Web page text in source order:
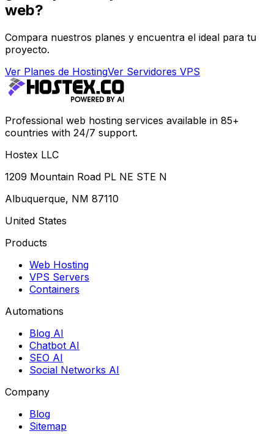
web?
Compara nuestros planes y encuentra el ideal para tu
proyecto.
Ver Planes de HostingVer Servidores VPS
Professional web hosting services available in 85+
countries with 24/7 support.
Hostex LLC
1209 Mountain Road PL NE STE N
Albuquerque, NM 87110
United States
Products
Web Hosting
VPS Servers
Containers
Automations
Blog AI
Chatbot AI
SEO AI
Social Networks AI
Company
Blog
Sitemap